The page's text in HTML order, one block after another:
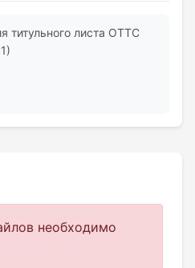
титульного листа ОТТС
необходимо